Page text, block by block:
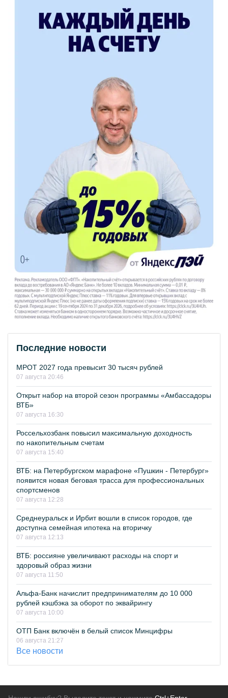
Последние новости
МРОТ 2027 года превысит 30 тысяч рублей
07 августа 20:46
Открыт набор на второй сезон программы «Амбассадоры
ВТБ»
07 августа 16:30
Россельхозбанк повысил максимальную доходность
по накопительным счетам
07 августа 15:40
ВТБ: на Петербургском марафоне «Пушкин - Петербург»
появится новая беговая трасса для профессиональных
спортсменов
07 августа 12:28
Среднеуральск и Ирбит вошли в список городов, где
доступна семейная ипотека на вторичку
07 августа 12:13
ВТБ: россияне увеличивают расходы на спорт и
здоровый образ жизни
07 августа 11:50
Альфа-Банк начислит предпринимателям до 10 000
рублей кэшбэка за оборот по эквайрингу
07 августа 10:00
ОТП Банк включён в белый список Минцифры
06 августа 21:27
Все новости